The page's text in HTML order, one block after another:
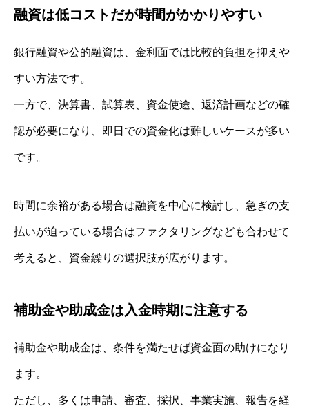
融資は低コストだが時間がかかりやすい
銀行融資や公的融資は、金利面では比較的負担を抑えや
すい方法です。
一方で、決算書、試算表、資金使途、返済計画などの確
認が必要になり、即日での資金化は難しいケースが多い
です。
時間に余裕がある場合は融資を中心に検討し、急ぎの支
払いが迫っている場合はファクタリングなども合わせて
考えると、資金繰りの選択肢が広がります。
補助金や助成金は入金時期に注意する
補助金や助成金は、条件を満たせば資金面の助けになり
ます。
ただし、多くは申請、審査、採択、事業実施、報告を経